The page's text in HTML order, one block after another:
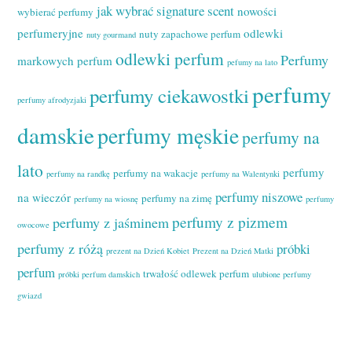
wybierać perfumy jak wybrać signature scent nowości
perfumeryjne nuty gourmand nuty zapachowe perfum odlewki
markowych perfum odlewki perfum pefumy na lato Perfumy
perfumy afrodyzjaki perfumy ciekawostkiperfumy
damskieperfumy męskieperfumy na
lato perfumy na randkę perfumy na wakacje perfumy na Walentynki perfumy
na wieczór perfumy na wiosnę perfumy na zimę perfumy niszowe perfumy
owocowe perfumy z jaśminem perfumy z pizmem
perfumy z różą prezent na Dzień Kobiet Prezent na Dzień Matki próbki
perfum próbki perfum damskich trwałość odlewek perfum ulubione perfumy
gwiazd